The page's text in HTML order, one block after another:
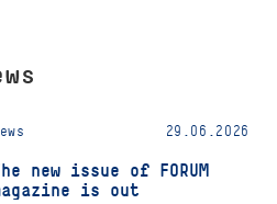
29.06.2026
new issue of FORUM
is out